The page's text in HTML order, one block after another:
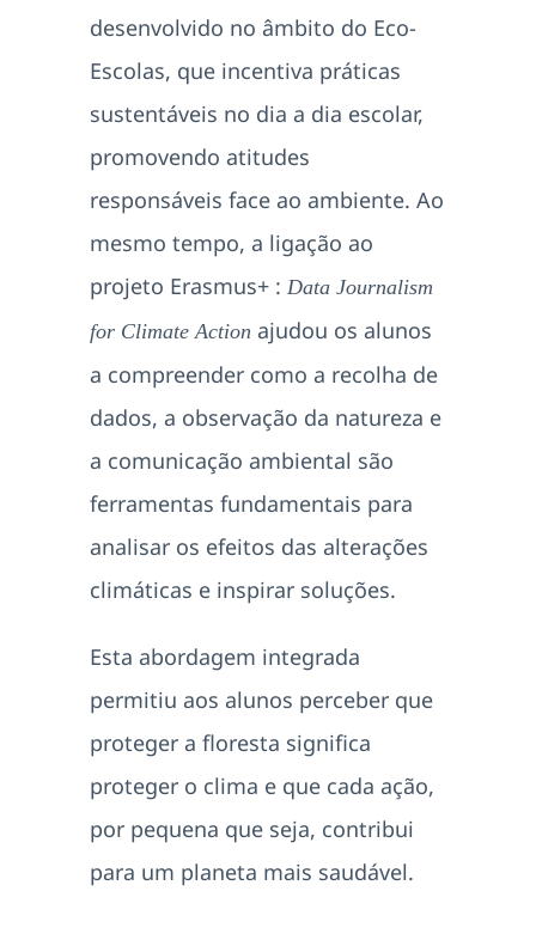
desenvolvido no âmbito do Eco-
Escolas, que incentiva práticas
sustentáveis no dia a dia escolar,
promovendo atitudes
responsáveis face ao ambiente. Ao
mesmo tempo, a ligação ao
projeto Erasmus+ : Data Journalism
for Climate Action ajudou os alunos
a compreender como a recolha de
dados, a observação da natureza e
a comunicação ambiental são
ferramentas fundamentais para
analisar os efeitos das alterações
climáticas e inspirar soluções.
Esta abordagem integrada
permitiu aos alunos perceber que
proteger a floresta significa
proteger o clima e que cada ação,
por pequena que seja, contribui
para um planeta mais saudável.